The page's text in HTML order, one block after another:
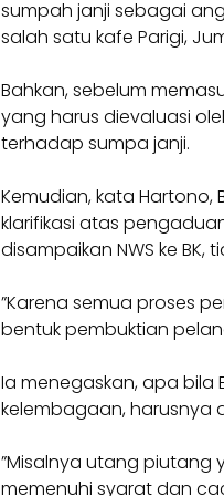
sumpah janji sebagai
salah satu kafe Parigi,
‎Bahkan, sebelum
yang harus dievaluasi
terhadap sumpa janji.
‎Kemudian, kata Hartono,
klarifikasi atas
disampaikan NWS ke
‎”Karena semua proses
bentuk pembuktian
‎Ia menegaskan, apa bila
kelembagaan, harusnya
‎”Misalnya utang piutang
memenuhi syarat dan